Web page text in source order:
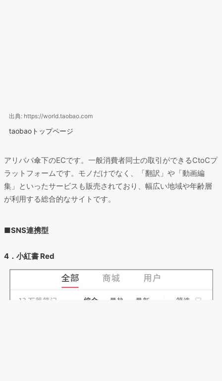
出典: https://world.taobao.com
taobaoトップページ
アリババ傘下のECです。一般消費者同士の取引ができるCtoCプ
ラットフォームです。モノだけでなく、「翻訳」や「動画編
集」といったサービスも販売されており、幅広い地域や年齢層
が利用する総合的なサイトです。
■SNS連携型
4．小紅書 Red